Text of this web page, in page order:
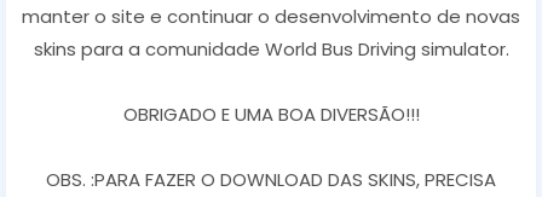
manter o site e continuar o desenvolvimento de novas
skins para a comunidade World Bus Driving simulator.
OBRIGADO E UMA BOA DIVERSÃO!!!
OBS. :PARA FAZER O DOWNLOAD DAS SKINS, PRECISA